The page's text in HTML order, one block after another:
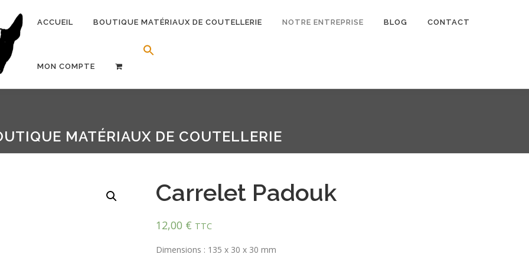
ACCUEIL BOUTIQUE MATÉRIAUX DE COUTELLERIE NOTRE ENTREPRISE BLOG CONTACT
MON COMPTE
MATÉRIAUX DE COUTELLERIE
Carrelet Padouk
12,00 € TTC
Dimensions : 135 x 30 x 30 mm